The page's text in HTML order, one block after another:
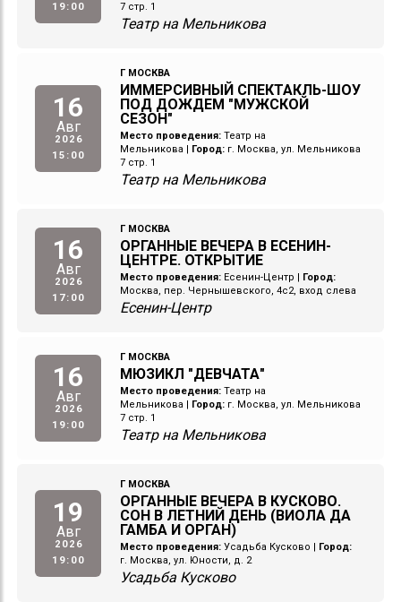
19:00 7 стр. 1
Театр на Мельникова
16
Авг
2026
15:00
Г МОСКВА
ИММЕРСИВНЫЙ СПЕКТАКЛЬ-ШОУ
ПОД ДОЖДЕМ "МУЖСКОЙ
СЕЗОН"
Место проведения: Театр на
Мельникова
Город: г. Москва, ул. Мельникова
7 стр. 1
Театр на Мельникова
16
Авг
2026
17:00
Г МОСКВА
ОРГАННЫЕ ВЕЧЕРА В ЕСЕНИН-
ЦЕНТРЕ. ОТКРЫТИЕ
Место проведения: Есенин-Центр
Город:
Москва, пер. Чернышевского, 4с2, вход слева
Есенин-Центр
16
Авг
2026
19:00
Г МОСКВА
МЮЗИКЛ "ДЕВЧАТА"
Место проведения: Театр на
Мельникова
Город: г. Москва, ул. Мельникова
7 стр. 1
Театр на Мельникова
19
Авг
2026
19:00
Г МОСКВА
ОРГАННЫЕ ВЕЧЕРА В КУСКОВО.
СОН В ЛЕТНИЙ ДЕНЬ (ВИОЛА ДА
ГАМБА И ОРГАН)
Место проведения: Усадьба Кусково
Город:
г. Москва, ул. Юности, д. 2
Усадьба Кусково